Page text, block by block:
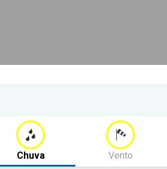
Chuva Vento